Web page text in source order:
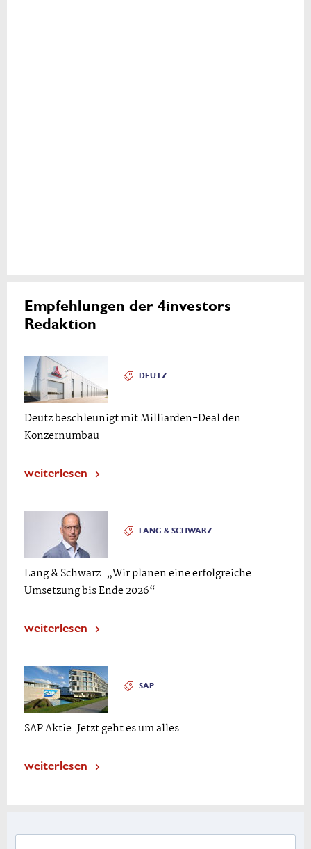
Empfehlungen der 4investors
Redaktion
DEUTZ
Deutz beschleunigt mit Milliarden-Deal den
Konzernumbau
weiterlesen
LANG & SCHWARZ
Lang & Schwarz: „Wir planen eine erfolgreiche
Umsetzung bis Ende 2026“
weiterlesen
SAP
SAP Aktie: Jetzt geht es um alles
weiterlesen